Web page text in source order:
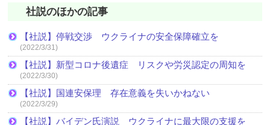
社説のほかの記事
【社説】停戦交渉 ウクライナの安全保障確立を
(2022/3/31)
【社説】新型コロナ後遺症 リスクや労災認定の周知を
(2022/3/30)
【社説】国連安保理 存在意義を失いかねない
(2022/3/29)
【社説】バイデン氏演説 ウクライナに最大限の支援を